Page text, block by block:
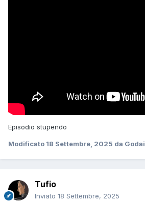
Episodio stupendo
Modificato 18 Settembre, 2025 da Godai
Tufio
Inviato 18 Settembre, 2025